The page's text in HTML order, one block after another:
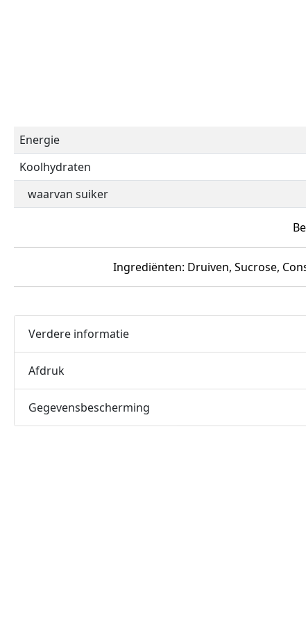
Energie
Koolhydraten
waarvan suiker
Ingrediënten: Druiven, Sucrose,
Verdere informatie
Afdruk
Gegevensbescherming